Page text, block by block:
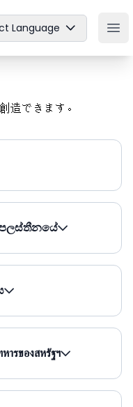
Language
造できます。
ารของสหรัฐฯ